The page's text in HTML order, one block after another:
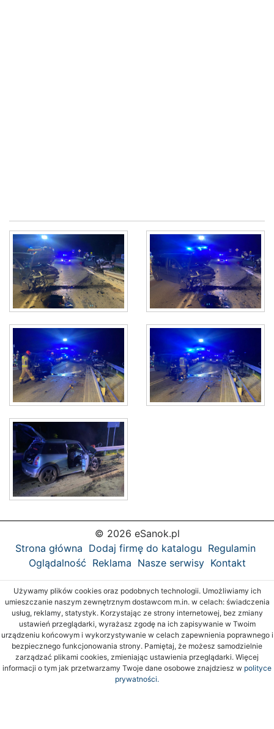
© 2026 eSanok.pl
Strona główna Dodaj firmę do katalogu Regulamin
Oglądalność Reklama Nasze serwisy Kontakt
Używamy plików cookies oraz podobnych technologii. Umożliwiamy ich
umieszczanie naszym zewnętrznym dostawcom m.in. w celach: świadczenia
usług, reklamy, statystyk. Korzystając ze strony internetowej, bez zmiany
ustawień przeglądarki, wyrażasz zgodę na ich zapisywanie w Twoim
urządzeniu końcowym i wykorzystywanie w celach zapewnienia poprawnego i
bezpiecznego funkcjonowania strony. Pamiętaj, że możesz samodzielnie
zarządzać plikami cookies, zmieniając ustawienia przeglądarki. Więcej
informacji o tym jak przetwarzamy Twoje dane osobowe znajdziesz w polityce
prywatności.